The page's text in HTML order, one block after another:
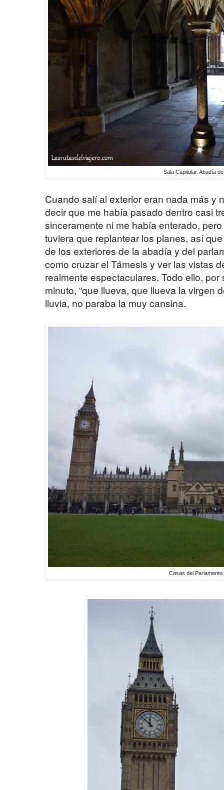
Sala Capitular. Abadía
Cuando salí al exterior eran nada más y
decir que me había pasado dentro casi
sinceramente ni me había enterado,
tuviera que replantear los planes, así
de los exteriores de la abadía y del
como cruzar el Támesis y ver las vistas
realmente espectaculares. Todo ello,
minuto, “que llueva, que llueva la virgen
lluvia, no paraba la muy cansina.
Casas del Parlamento